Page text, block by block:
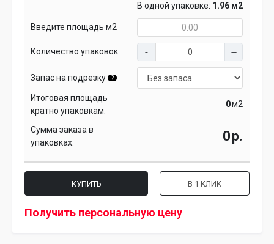
В одной упаковке: 1.96 м2
Введите площадь м2
Количество упаковок
Запас на подрезку ?
Итоговая площадь
кратно упаковкам:
м2
Сумма заказа в
упаковках:
р.
КУПИТЬ В 1 КЛИК
Получить персональную цену